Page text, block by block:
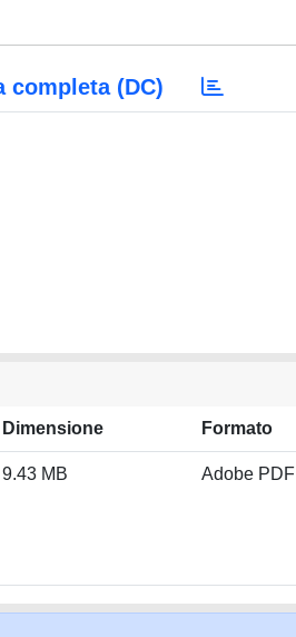
completa (DC)
Dimensione Formato
9.43 MB Adobe PDF